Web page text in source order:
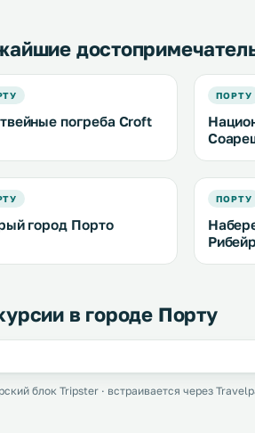
погреба Croft
ПОРТУ
город Порто
ПОРТУ
в городе Порту
блок Tripster · встраивается через